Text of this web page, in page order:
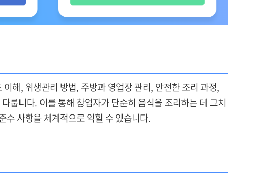
해, 위생관리 방법, 주방과 영업장 관리, 안전한 조리 과정,
룹니다. 이를 통해 창업자가 단순히 음식을 조리하는 데 그치
수 사항을 체계적으로 익힐 수 있습니다.